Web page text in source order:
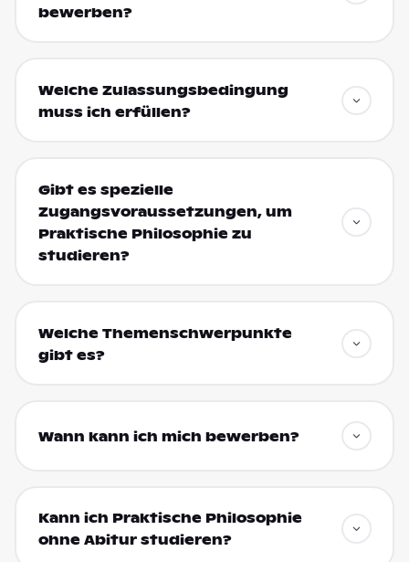
bewerben?
Welche Zulassungsbedingung
muss ich erfüllen?
Gibt es spezielle
Zugangsvoraussetzungen, um
Praktische Philosophie zu
studieren?
Welche Themenschwerpunkte
gibt es?
Wann kann ich mich bewerben?
Kann ich Praktische Philosophie
ohne Abitur studieren?